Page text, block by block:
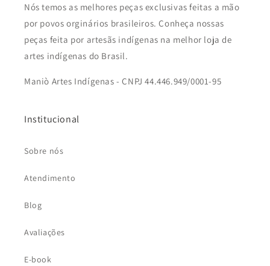
Nós temos as melhores peças exclusivas feitas a mão
por povos orginários brasileiros. Conheça nossas
peças feita por artesãs indígenas na melhor loja de
artes indígenas do Brasil.
Maniò Artes Indígenas - CNPJ 44.446.949/0001-95
Institucional
Sobre nós
Atendimento
Blog
Avaliações
E-book